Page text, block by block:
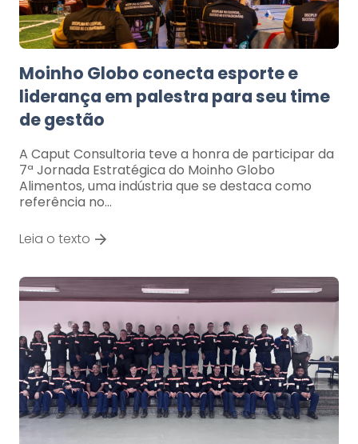
Moinho Globo conecta esporte e
liderança em palestra para seu time
de gestão
A Caput Consultoria teve a honra de participar da
7ª Jornada Estratégica do Moinho Globo
Alimentos, uma indústria que se destaca como
referência no…
Leia o texto